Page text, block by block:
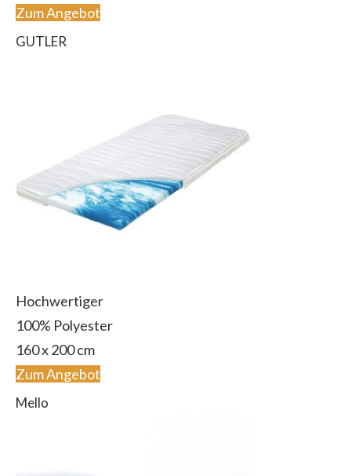
Zum Angebot
GUTLER
Hochwertiger
100% Polyester
160 x 200 cm
Zum Angebot
Mello